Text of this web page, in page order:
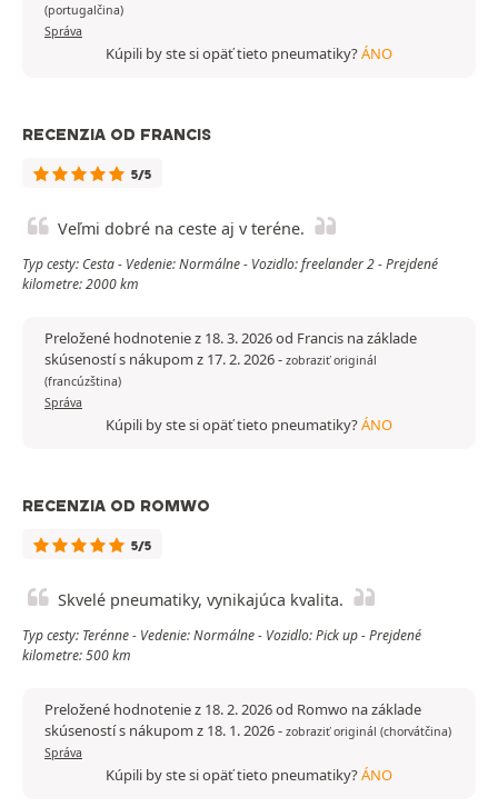
(portugalčina)
Správa
Kúpili by ste si opäť tieto pneumatiky?ÁNO
RECENZIA OD FRANCIS
5/5
Veľmi dobré na ceste aj v teréne.
Typ cesty: Cesta - Vedenie: Normálne - Vozidlo: freelander 2 - Prejdené
kilometre: 2000 km
Preložené hodnotenie z 18. 3. 2026 od Francis na základe
skúseností s nákupom z 17. 2. 2026- zobraziť originál
(francúzština)
Správa
Kúpili by ste si opäť tieto pneumatiky?ÁNO
RECENZIA OD ROMWO
5/5
Skvelé pneumatiky, vynikajúca kvalita.
Typ cesty: Terénne - Vedenie: Normálne - Vozidlo: Pick up - Prejdené
kilometre: 500 km
Preložené hodnotenie z 18. 2. 2026 od Romwo na základe
skúseností s nákupom z 18. 1. 2026- zobraziť originál (chorvátčina)
Správa
Kúpili by ste si opäť tieto pneumatiky?ÁNO